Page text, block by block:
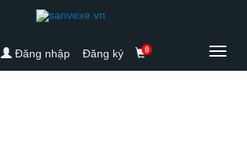
Đăng nhập Đăng ký 0